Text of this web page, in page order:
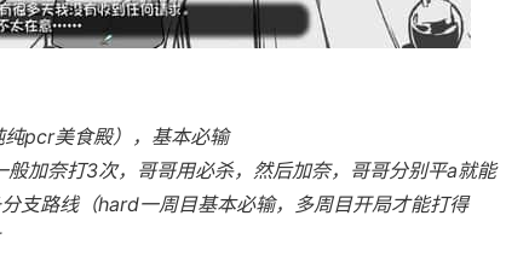
pcr美食殿），基本必输
加奈打3次，哥哥用必杀，然后加奈，哥哥分别平a就能
支路线（hard一周目基本必输，多周目开局才能打得